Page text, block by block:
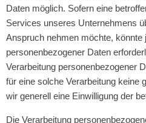
Daten möglich. Sofern eine
Services unseres Unternehmens
Anspruch nehmen möchte, könnte
personenbezogener Daten
Verarbeitung personenbezogener
für eine solche Verarbeitung keine
wir generell eine Einwilligung der
Die Verarbeitung